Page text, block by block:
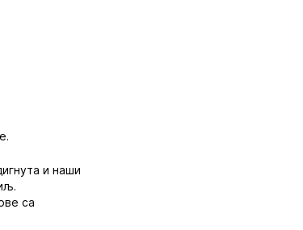
и наши
са